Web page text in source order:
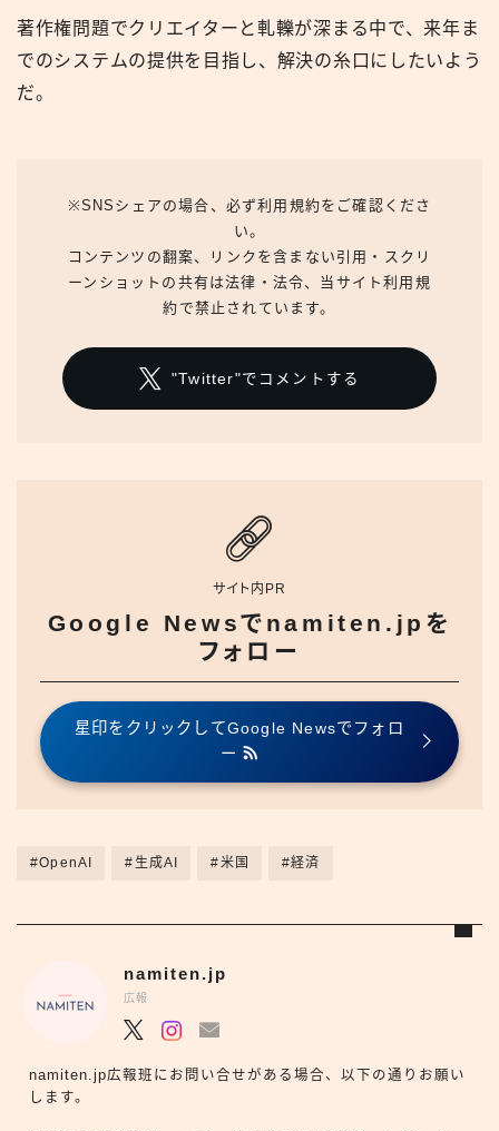
著作権問題でクリエイターと軋轢が深まる中で、来年ま
でのシステムの提供を目指し、解決の糸口にしたいよう
だ。
※SNSシェアの場合、必ず利用規約をご確認くださ
い。
コンテンツの翻案、リンクを含まない引用・スクリ
ーンショットの共有は法律・法令、当サイト利用規
約で禁止されています。
"Twitter"でコメントする
サイト内PR
Google Newsでnamiten.jpを
フォロー
星印をクリックしてGoogle Newsでフォロ
ー
#OpenAI #生成AI #米国 #経済
namiten.jp
広報
namiten.jp広報班にお問い合せがある場合、以下の通りお願い
します。